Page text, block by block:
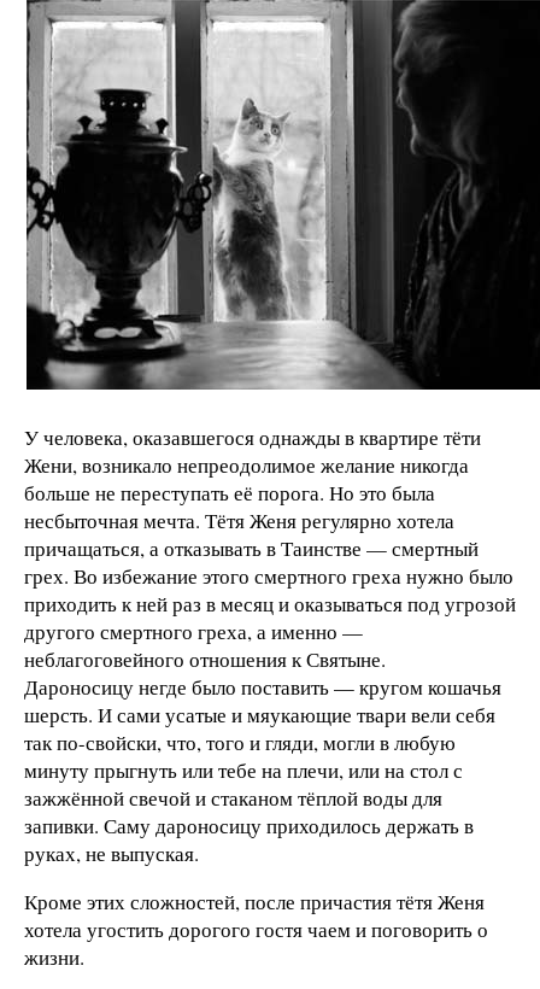
У человека, оказавшегося однажды в квартире тёти
Жени, возникало непреодолимое желание никогда
больше не переступать её порога. Но это была
несбыточная мечта. Тётя Женя регулярно хотела
причащаться, а отказывать в Таинстве — смертный
грех. Во избежание этого смертного греха нужно было
приходить к ней раз в месяц и оказываться под угрозой
другого смертного греха, а именно —
неблагоговейного отношения к Святыне.
Дароносицу негде было поставить — кругом кошачья
шерсть. И сами усатые и мяукающие твари вели себя
так по-свойски, что, того и гляди, могли в любую
минуту прыгнуть или тебе на плечи, или на стол с
зажжённой свечой и стаканом тёплой воды для
запивки. Саму дароносицу приходилось держать в
руках, не выпуская.
Кроме этих сложностей, после причастия тётя Женя
хотела угостить дорогого гостя чаем и поговорить о
жизни.